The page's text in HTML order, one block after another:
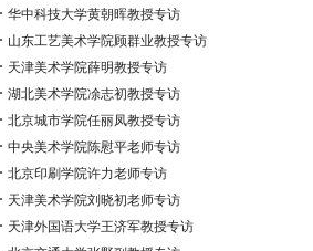
华中科技大学黄朝晖教授专访
山东工艺美术学院顾群业教授专访
天津美术学院薛明教授专访
湖北美术学院凃志初教授专访
北京城市学院任丽凤教授专访
中央美术学院陈慰平老师专访
北京印刷学院许力老师专访
天津美术学院刘晓初老师专访
天津外国语大学王济军教授专访